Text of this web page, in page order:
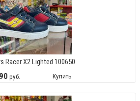
Racer X2 Lighted 100650
руб. Купить